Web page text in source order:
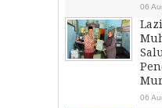
06
06